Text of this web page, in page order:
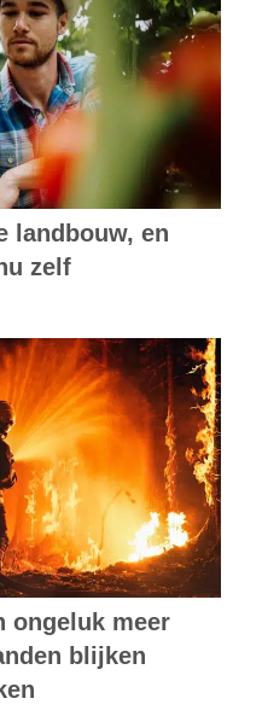
landbouw, en
zelf
ongeluk meer
blijken